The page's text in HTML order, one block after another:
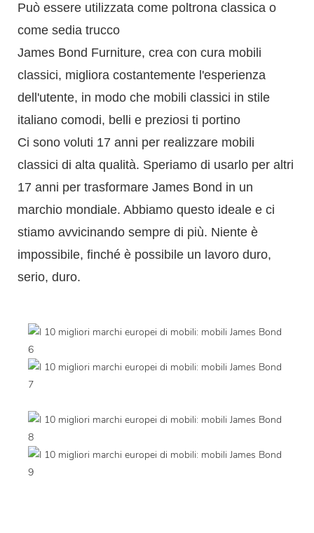
Può essere utilizzata come poltrona classica o
come sedia trucco
James Bond Furniture, crea con cura mobili
classici, migliora costantemente l'esperienza
dell'utente, in modo che mobili classici in stile
italiano comodi, belli e preziosi ti portino
Ci sono voluti 17 anni per realizzare mobili
classici di alta qualità. Speriamo di usarlo per altri
17 anni per trasformare James Bond in un
marchio mondiale. Abbiamo questo ideale e ci
stiamo avvicinando sempre di più. Niente è
impossibile, finché è possibile un lavoro duro,
serio, duro.